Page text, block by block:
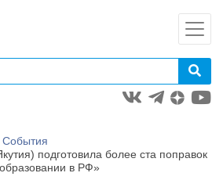
События
подготовила более ста поправок
в РФ»